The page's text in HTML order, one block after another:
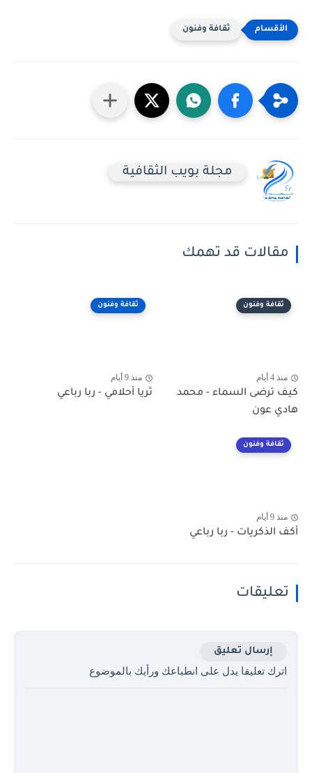
ثقافة وفنون
مجلة بويب الثقافية
مقالات قد تهمك
ثقافة وفنون
منذ 4 أيام
كيف ترضى السماء - محمد
هادي عون
ثقافة وفنون
منذ 9 أيام
ثريا أحلامي - ربا رباعي
ثقافة وفنون
منذ 9 أيام
أكف الذكريات - ربا رباعي
تعليقات
إرسال تعليق
اترك تعليقا يدل على انطباعك ورأيك بالموضوع